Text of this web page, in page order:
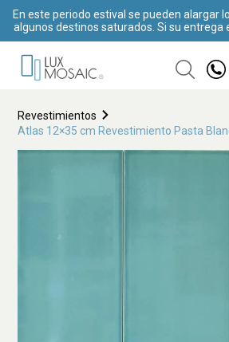
En este periodo estival se pueden alargar
algunos destinos saturados. Si su entrega
Revestimientos
Atlas 12×35 cm Revestimiento Pasta